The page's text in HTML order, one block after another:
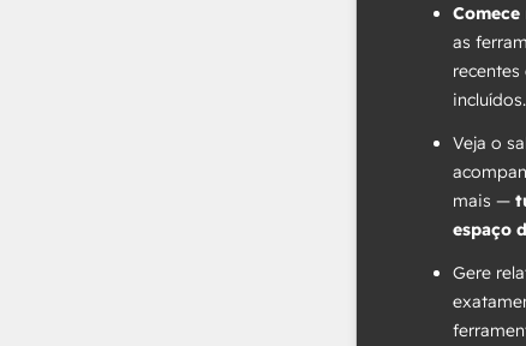
as
incluídos.
Veja o
mais —
espaço
Gere